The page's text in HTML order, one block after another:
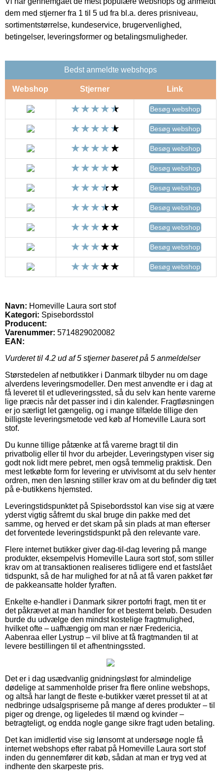
dem med stjerner fra 1 til 5 ud fra bl.a. deres prisniveau,
sortimentstørrelse, kundeservice, brugervenlighed,
betingelser, leveringsformer og betalingsmuligheder.
Bedst anmeldte webshops
Webshop Stjerner Link
Besøg webshop
Besøg webshop
Besøg webshop
Besøg webshop
Besøg webshop
Besøg webshop
Besøg webshop
Besøg webshop
Besøg webshop
Navn: Homeville Laura sort stof
Kategori: Spisebordsstol
Producent:
Varenummer: 5714829020082
EAN:
Vurderet til 4.2 ud af 5 stjerner baseret på 5 anmeldelser
Størstedelen af netbutikker i Danmark tilbyder nu om dage
alverdens leveringsmodeller. Den mest anvendte er i dag at
få leveret til et udleveringssted, så du selv kan hente varerne
lige præcis når det passer ind i din kalender. Fragtløsningen
er jo særligt let gængelig, og i mange tilfælde tillige den
billigste leveringsmetode ved køb af Homeville Laura sort
stof.
Du kunne tillige påtænke at få varerne bragt til din
privatbolig eller til hvor du arbejder. Leveringstypen viser sig
godt nok lidt mere pebret, men også temmelig praktisk. Den
mest letkøbte form for levering er utvivlsomt at du selv henter
ordren, men den løsning stiller krav om at du befinder dig tæt
på e-butikkens hjemsted.
Leveringstidspunktet på Spisebordsstol kan vise sig at være
yderst vigtig såfremt du skal bruge din pakke med det
samme, og herved er det skam på sin plads at man efterser
det forventede leveringstidspunkt på den relevante vare.
Flere internet butikker giver dag-til-dag levering på mange
produkter, eksempelvis Homeville Laura sort stof, som stiller
krav om at transaktionen realiseres tidligere end et fastslået
tidspunkt, så de har mulighed for at nå at få varen pakket før
de pakkeansatte holder fyraften.
Enkelte e-handler i Danmark sikrer portofri fragt, men tit er
det påkrævet at man handler for et bestemt beløb. Desuden
burde du udvælge den mindst kostelige fragtmulighed,
hvilket ofte – uafhængig om man er nær Fredericia,
Aabenraa eller Lystrup – vil blive at få fragtmanden til at
levere bestillingen til et afhentningssted.
Det er i dag usædvanlig gnidningsløst for almindelige
dødelige at sammenholde priser fra flere online webshops,
og altså har langt de fleste e-butikker været presset til at at
nedbringe udsalgspriserne på mange af deres produkter – til
piger og drenge, og ligeledes til mænd og kvinder –
betragteligt, og endda nogle gange sikre fragt uden betaling.
Det kan imidlertid vise sig lønsomt at undersøge nogle få
internet webshops efter rabat på Homeville Laura sort stof
inden du gennemfører dit køb, sådan at man er tryg ved at
indhente den skarpeste pris.